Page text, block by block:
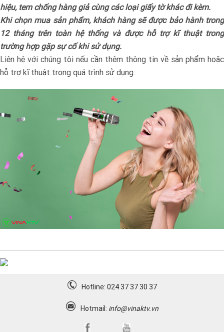
hiệu, tem chống hàng giả cùng các loại giấy tờ khác đi kèm.
Khi chọn mua sản phẩm, khách hàng sẽ được bảo hành trong
12 tháng trên toàn hệ thống và được hỗ trợ kĩ thuật trong
trường hợp gặp sự cố khi sử dụng.
Liên hệ với chúng tôi nếu cần thêm thông tin về sản phẩm hoặc
hỗ trợ kĩ thuật trong quá trình sử dụng.
Hotline: 024 37 37 30 37
Hotmail: info@vinaktv.vn